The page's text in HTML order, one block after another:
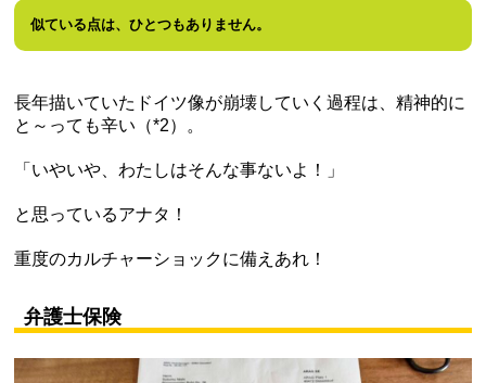
似ている点は、ひとつもありません。
長年描いていたドイツ像が崩壊していく過程は、精神的に
と～っても辛い（*2）。
「いやいや、わたしはそんな事ないよ！」
と思っているアナタ！
重度のカルチャーショックに備えあれ！
弁護士保険